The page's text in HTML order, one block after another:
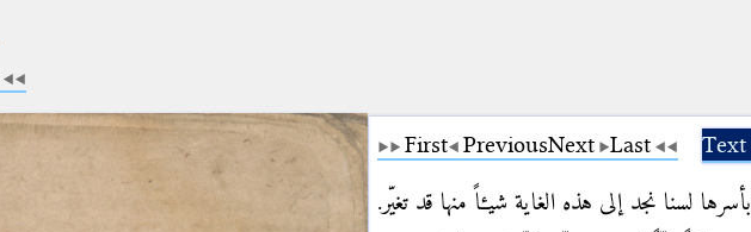
First PreviousNext Last
لسنا نجد إلى هذه الغاية شيءاً منها قد تغيّر.